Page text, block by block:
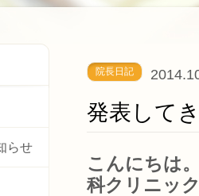
らせ
院長日記
発表して
こんにちは
科クリニッ